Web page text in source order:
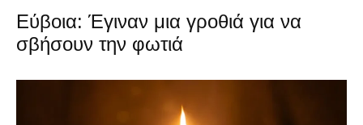
Εύβοια: Έγιναν μια γροθιά για να
σβήσουν την φωτιά